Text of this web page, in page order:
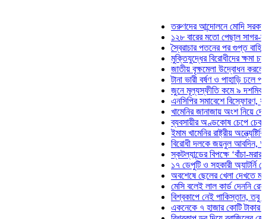
তরুণদের আন্দোলনে মোদি সরকার
১২৮ বারের মতো পেছাল সাগর-রুনি
স্বৈরাচার পতনের পর গুপ্ত বাহিনীর
মুক্তিযুদ্ধের বিরোধীদের ক্ষমা চাইতে
জাতীয় বৃক্ষমেলা উদ্বোধন করলেন
টানা ভারী বর্ষণ ও পাহাড়ি ঢলে
জুনে মূল্যস্ফীতি কমে ৯ দশমিক ১৬
এনসিপির সমাবেশে বিস্ফোরণ,
খামেনির জানাজায় অংশ নিয়ে দেশে
ব্যবসায়ীর অণ্ডকোষ চেপে চেক-
ইমাম খামেনির রাষ্ট্রীয়
বিরোধী দলকে জয়নুল আবদিন,
স্কটল্যান্ডের বিপক্ষে ‘বাঁচা-মরার
১৭ ডেপুটি ও সহকারী অ্যাটর্নি
অবশেষে ছেলের খেলা দেখতে মাঠে
মেসি বলেই লাল কার্ড দেননি রেফারি!
বিশ্বকাপে নেই পাকিস্তান, তবু
একনেকে ৭ হাজার কোটি টাকার ৫